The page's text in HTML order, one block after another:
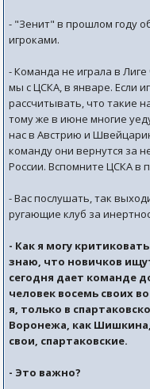
- "Зенит" в прошлом году
игроками.
- Команда не играла в
мы с ЦСКА, в январе. Если
рассчитывать, что такие
тому же в июне многие
нас в Австрию и
команду они вернутся за
России. Вспомните ЦСКА в
- Вас послушать, так
ругающие клуб за
- Как я могу
знаю, что новичков
сегодня дает команде
человек восемь своих
я, только в
Воронежа, как
свои, спартаковские.
- Это важно?